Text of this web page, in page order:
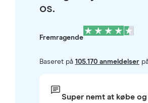
os.
Fremragende
Baseret på 105.170 anmeldelser
Super nemt at købe